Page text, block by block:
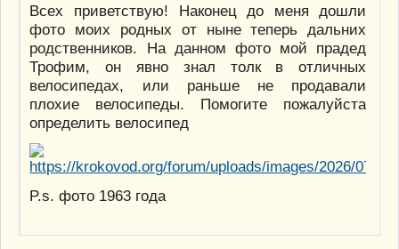
Всех приветствую! Наконец до меня дошли
фото моих родных от ныне теперь дальних
родственников. На данном фото мой прадед
Трофим, он явно знал толк в отличных
велосипедах, или раньше не продавали
плохие велосипеды. Помогите пожалуйста
определить велосипед
P.s. фото 1963 года